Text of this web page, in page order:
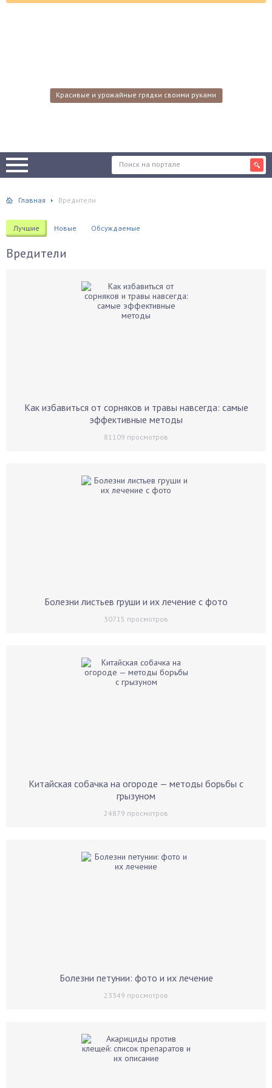
Красивые и урожайные грядки своими руками
Главная Вредители
Лучшие Новые Обсуждаемые
Вредители
Как избавиться от сорняков и травы навсегда: самые
эффективные методы
81109 просмотров
Болезни листьев груши и их лечение с фото
30715 просмотров
Китайская собачка на огороде — методы борьбы с
грызуном
24879 просмотров
Болезни петунии: фото и их лечение
23349 просмотров